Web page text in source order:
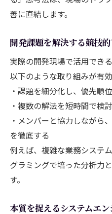
善に直結します。
開発課題を解決する競技
実際の開発現場で活用でき
以下のような取り組みが有効
・課題を細分化し、優先順
・複数の解法を短時間で検
・メンバーと協力しながら
を徹底する
例えば、複雑な業務システ
グラミングで培った分析力
す。
本質を捉えるシステムエ